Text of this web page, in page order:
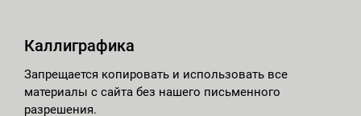
Каллиграфика
Запрещается копировать и использовать все
материалы с сайта без нашего письменного
разрешения.